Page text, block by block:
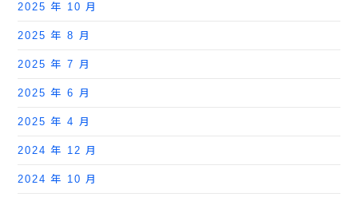
2025 年 10 月
2025 年 8 月
2025 年 7 月
2025 年 6 月
2025 年 4 月
2024 年 12 月
2024 年 10 月